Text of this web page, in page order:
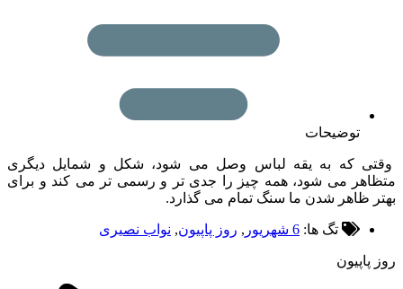
توضیحات
که به یقه لباس وصل می شود، شکل و شمایل دیگری
می شود، همه چیز را جدی تر و رسمی تر می کند و برای
ظاهر شدن ما سنگ تمام می گذارد.
تگ ها: 6 شهریور , روز پاپیون,نواب نصیری